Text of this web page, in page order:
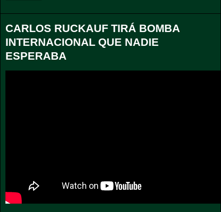
CARLOS RUCKAUF TIRÁ BOMBA
INTERNACIONAL QUE NADIE
ESPERABA